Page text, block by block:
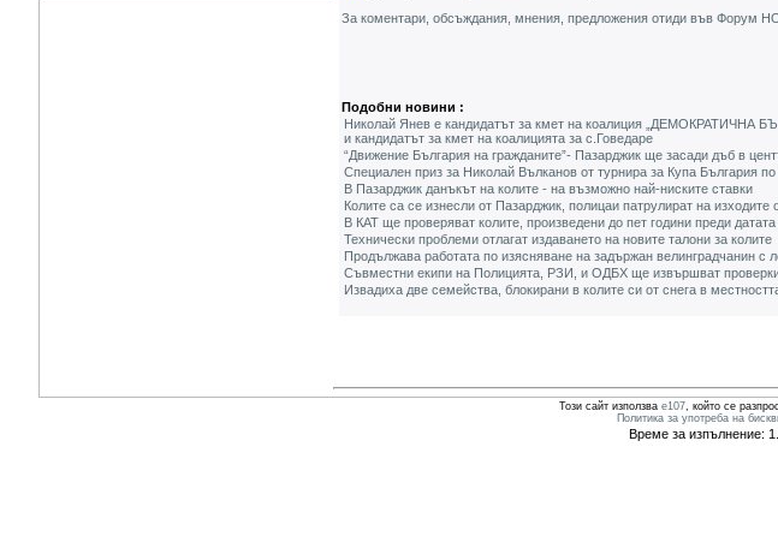
За коментари, обсъждания, мнения, предложения отиди във Форум
Подобни новини :
Николай Янев е кандидатът за кмет на коалиция „ДЕМОКРАТИЧНА
и кандидатът за кмет на коалицията за с.Говедаре
“Движение България на гражданите”- Пазарджик ще засади дъб в
Специален приз за Николай Вълканов от турнира за Купа България
В Пазарджик данъкът на колите - на възможно най-ниските ставки
Колите са се изнесли от Пазарджик, полицаи патрулират на изходите
В КАТ ще проверяват колите, произведени до пет години преди
Технически проблеми отлагат издаването на новите талони за колите
Продължава работата по изясняване на задържан велинградчанин с
Съвместни екипи на Полицията, РЗИ, и ОДБХ ще извършват
Извадиха две семейства, блокирани в колите си от снега в
Този сайт използва e107, който се
Политика за употреба на
Време за изпълнение: